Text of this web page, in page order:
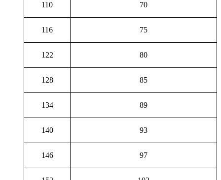
110 70
116 75
122 80
128 85
134 89
140 93
146 97